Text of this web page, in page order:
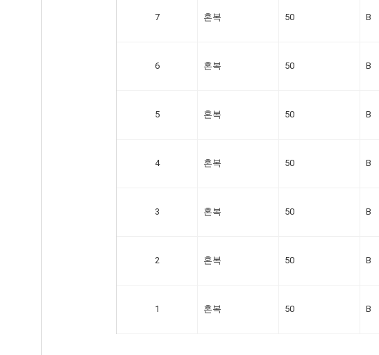
7 혼복 50 B
6 혼복 50 B
5 혼복 50 B
4 혼복 50 B
3 혼복 50 B
2 혼복 50 B
1 혼복 50 B